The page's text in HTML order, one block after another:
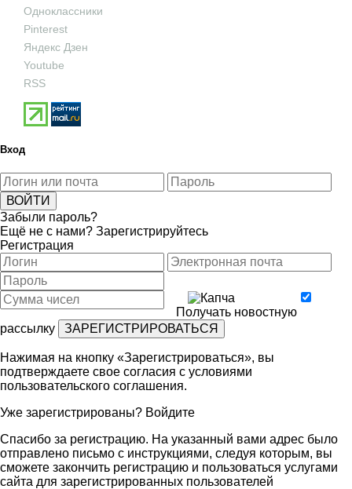
Одноклассники
Pinterest
Яндекс Дзен
Youtube
RSS
Вход
Забыли пароль?
Ещё не с нами? Зарегистрируйтесь
Регистрация
Получать новостную
рассылку
Нажимая на кнопку «Зарегистрироваться», вы
подтверждаете свое согласия с условиями
пользовательского соглашения.
Уже зарегистрированы? Войдите
Спасибо за регистрацию. На указанный вами адрес было
отправлено письмо с инструкциями, следуя которым, вы
сможете закончить регистрацию и пользоваться услугами
сайта для зарегистрированных пользователей